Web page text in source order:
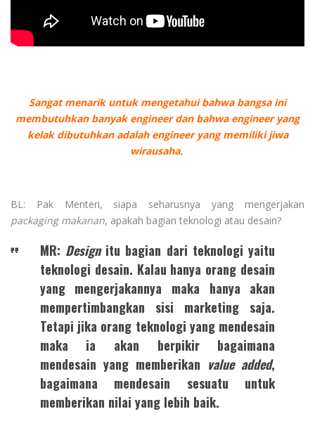
Sangat menarik untuk mengetahui bahwa bangsa ini
membutuhkan banyak engineer dan bahwa engineer yang
kelak dibutuhkan adalah engineer yang memiliki jiwa
wirausaha.
BL: Pak Menteri, siapa seharusnya yang mengerjakan
packaging makanan, apakah bagian teknologi atau desain?
MR: Designitu bagian dari teknologi yaitu
teknologi desain. Kalau hanya orang desain
yang mengerjakannya maka hanya akan
mempertimbangkan sisi marketing saja.
Tetapi jika orang teknologi yang mendesain
maka ia akan berpikir bagaimana
mendesain yang memberikan value added,
bagaimana mendesain sesuatu untuk
memberikan nilai yang lebih baik.